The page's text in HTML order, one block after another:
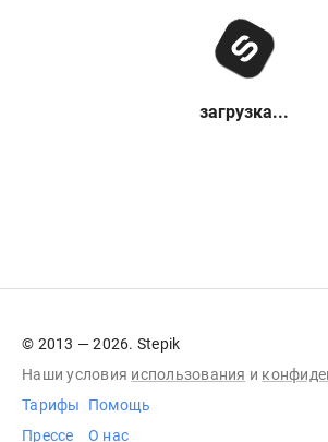
загрузка...
© 2013 — 2026. Stepik
Наши условия использования и
Тарифы
Прессе
Помощь
О нас